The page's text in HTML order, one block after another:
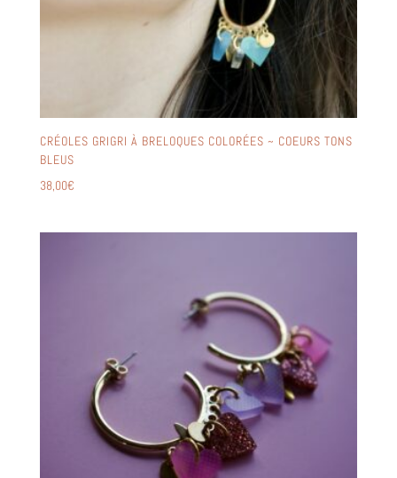
CRÉOLES GRIGRI À BRELOQUES COLORÉES ~ COEURS TONS
BLEUS
38,00€